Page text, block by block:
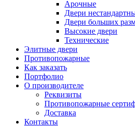
Арочные
Двери
Двери больших
Высокие двери
Технические
Элитные двери
Противопожарные
Как заказать
Портфолио
О производителе
Реквизиты
Противопожарные
Доставка
Контакты